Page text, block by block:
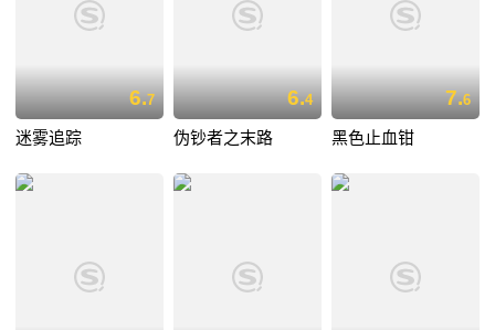
6.7
迷雾追踪
6.4
伪钞者之末路
7.6
黑色止血钳